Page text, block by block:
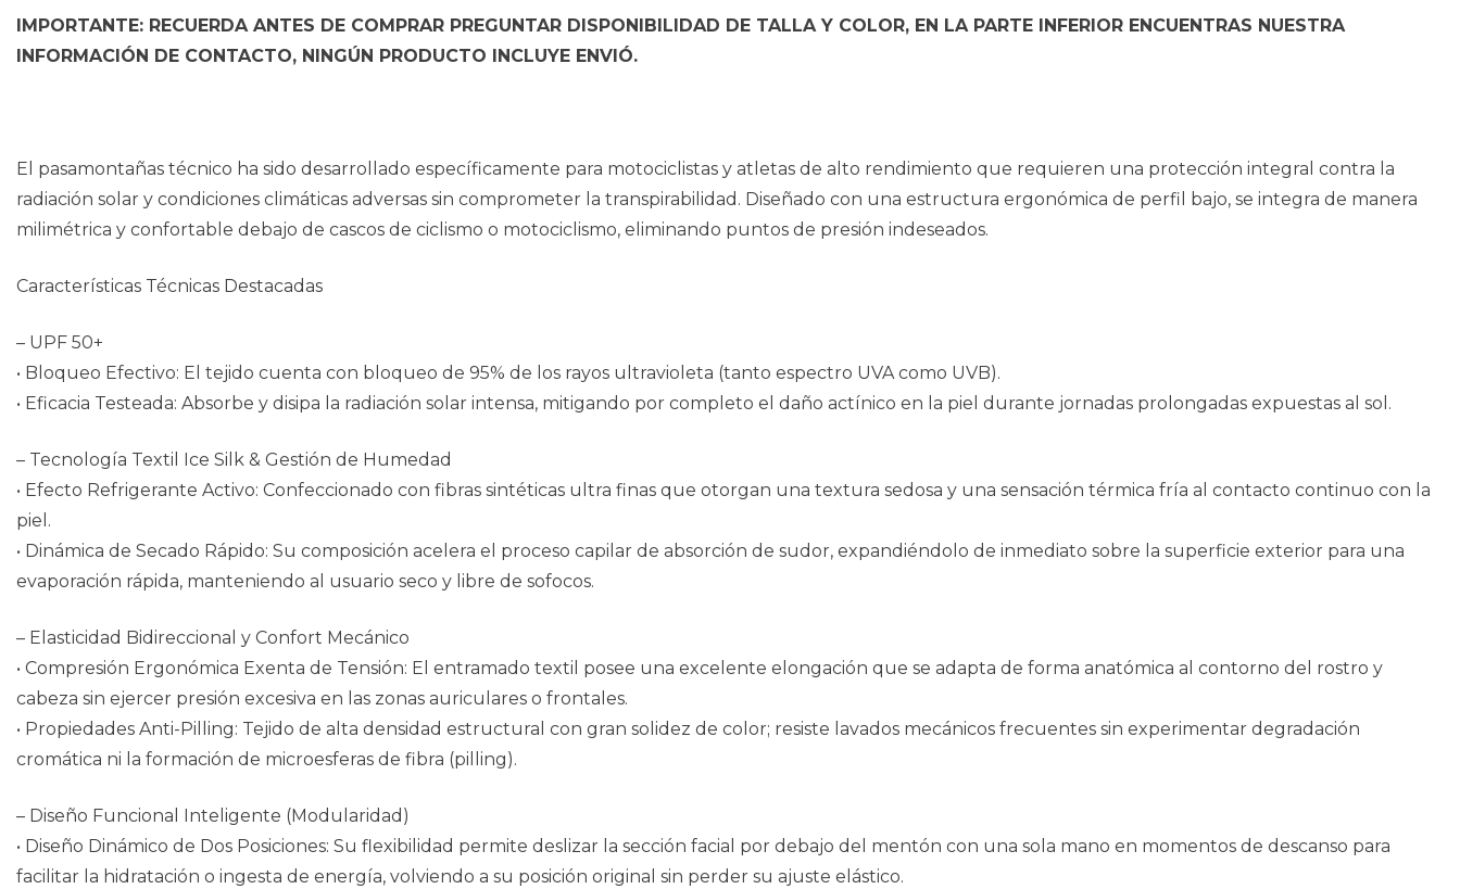
IMPORTANTE: RECUERDA ANTES DE COMPRAR PREGUNTAR DISPONIBILIDAD DE TALLA Y COLOR, EN LA PARTE INFERIOR ENCUENTRAS NUESTRA
INFORMACIÓN DE CONTACTO, NINGÚN PRODUCTO INCLUYE ENVIÓ.
El pasamontañas técnico ha sido desarrollado específicamente para motociclistas y atletas de alto rendimiento que requieren una protección integral contra la
radiación solar y condiciones climáticas adversas sin comprometer la transpirabilidad. Diseñado con una estructura ergonómica de perfil bajo, se integra de manera
milimétrica y confortable debajo de cascos de ciclismo o motociclismo, eliminando puntos de presión indeseados.
Características Técnicas Destacadas
– UPF 50+
• Bloqueo Efectivo: El tejido cuenta con bloqueo de 95% de los rayos ultravioleta (tanto espectro UVA como UVB).
• Eficacia Testeada: Absorbe y disipa la radiación solar intensa, mitigando por completo el daño actínico en la piel durante jornadas prolongadas expuestas al sol.
– Tecnología Textil Ice Silk & Gestión de Humedad
• Efecto Refrigerante Activo: Confeccionado con fibras sintéticas ultra finas que otorgan una textura sedosa y una sensación térmica fría al contacto continuo con la
piel.
• Dinámica de Secado Rápido: Su composición acelera el proceso capilar de absorción de sudor, expandiéndolo de inmediato sobre la superficie exterior para una
evaporación rápida, manteniendo al usuario seco y libre de sofocos.
– Elasticidad Bidireccional y Confort Mecánico
• Compresión Ergonómica Exenta de Tensión: El entramado textil posee una excelente elongación que se adapta de forma anatómica al contorno del rostro y
cabeza sin ejercer presión excesiva en las zonas auriculares o frontales.
• Propiedades Anti-Pilling: Tejido de alta densidad estructural con gran solidez de color; resiste lavados mecánicos frecuentes sin experimentar degradación
cromática ni la formación de microesferas de fibra (pilling).
– Diseño Funcional Inteligente (Modularidad)
• Diseño Dinámico de Dos Posiciones: Su flexibilidad permite deslizar la sección facial por debajo del mentón con una sola mano en momentos de descanso para
facilitar la hidratación o ingesta de energía, volviendo a su posición original sin perder su ajuste elástico.